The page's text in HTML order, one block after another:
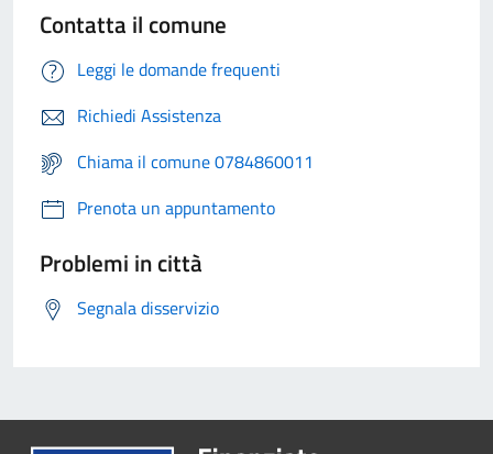
Contatta il comune
Leggi le domande frequenti
Richiedi Assistenza
Chiama il comune 0784860011
Prenota un appuntamento
Problemi in città
Segnala disservizio